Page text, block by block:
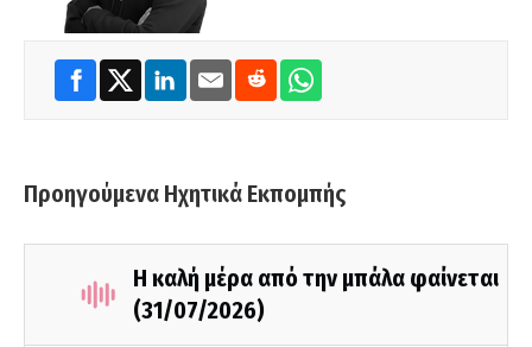
Προηγούμενα Ηχητικά Εκπομπής
Η καλή μέρα από την μπάλα φαίνεται
(31/07/2026)